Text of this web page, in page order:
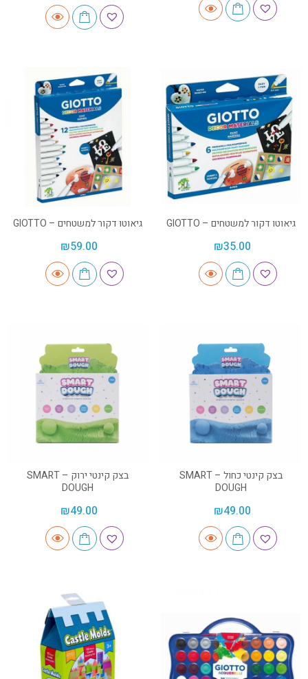
גיאוטו דקור למשטחים – GIOTTO
₪35.00
גיאוטו דקור למשטחים – GIOTTO
₪59.00
בצק קינטי כחול – SMART
DOUGH
₪49.00
בצק קינטי ירוק – SMART
DOUGH
₪49.00